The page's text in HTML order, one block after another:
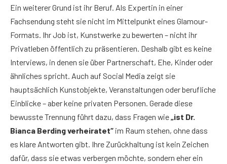
Ein weiterer Grund ist ihr Beruf. Als Expertin in einer
Fachsendung steht sie nicht im Mittelpunkt eines Glamour-
Formats. Ihr Job ist, Kunstwerke zu bewerten – nicht ihr
Privatleben öffentlich zu präsentieren. Deshalb gibt es keine
Interviews, in denen sie über Partnerschaft, Ehe, Kinder oder
ähnliches spricht. Auch auf Social Media zeigt sie
hauptsächlich Kunstobjekte, Veranstaltungen oder berufliche
Einblicke – aber keine privaten Personen. Gerade diese
bewusste Trennung führt dazu, dass Fragen wie„ist Dr.
Bianca Berding verheiratet“ im Raum stehen, ohne dass
es klare Antworten gibt. Ihre Zurückhaltung ist kein Zeichen
dafür, dass sie etwas verbergen möchte, sondern eher ein